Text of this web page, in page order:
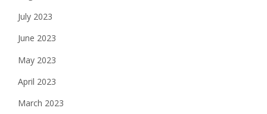
July 2023
June 2023
May 2023
April 2023
March 2023